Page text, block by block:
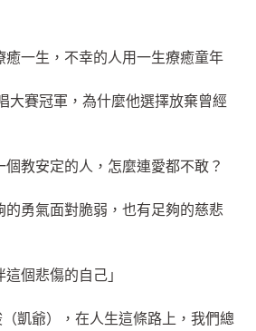
癒一生，不幸的人用一生療癒童年
大賽冠軍，為什麼他選擇放棄曾經
個教安定的人，怎麼連愛都不敢？
的勇氣面對脆弱，也有足夠的慈悲
個悲傷的自己」
凱爺），在人生這條路上，我們總